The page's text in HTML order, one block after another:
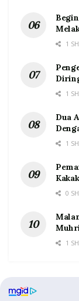
1
1
Dua
1
0
1